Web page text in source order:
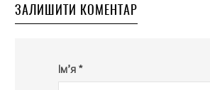
ЗАЛИШИТИ КОМЕНТАР
Ім’я *